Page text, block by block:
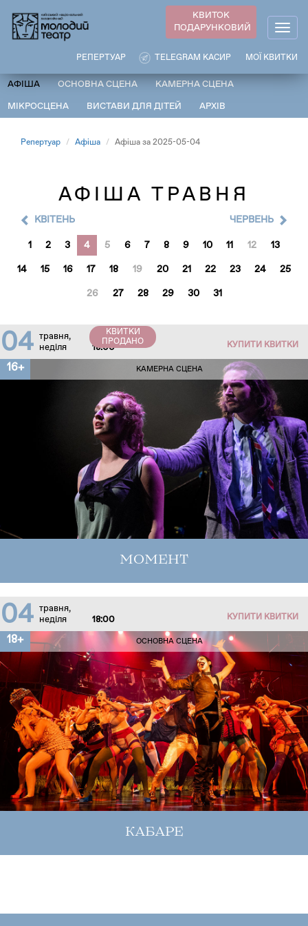
основного
КВИТОК
ПОДАРУНКОВИЙ
МОЇ КВИТКИ
TELEGRAM КАСИР
РЕПЕРТУАР
АФІША ОСНОВНА СЦЕНА КАМЕРНА СЦЕНА
МІКРОСЦЕНА ВИСТАВИ ДЛЯ ДІТЕЙ АРХІВ
Репертуар Афіша Афіша за 2025-05-04
АФІША ТРАВНЯ
КВІТЕНЬ
1 2 3 4 5 6 7 8 9 10 11 12 13
14 15 16 17 18 19 20 21 22 23 24 25
26 27 28 29 30 31
ЧЕРВЕНЬ
04
травня,
неділя
18:00
КВИТКИ
ПРОДАНО
КУПИТИ КВИТКИ
16+ КАМЕРНА СЦЕНА
МОМЕНТ
04
травня,
неділя
18:00 КУПИТИ КВИТКИ
18+ ОСНОВНА СЦЕНА
КАБАРЕ